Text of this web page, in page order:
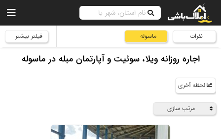
نفرات ماسوله فیلتر بیشتر
اجاره روزانه ویلا، سوئیت و آپارتمان مبله در ماسوله
لحظه آخری
مرتب سازی